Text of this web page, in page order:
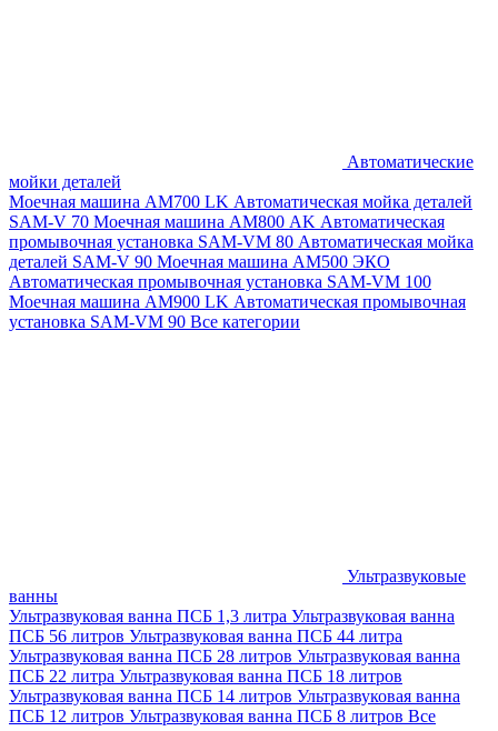
Автоматические
мойки деталей
Моечная машина AM700 LK Автоматическая мойка деталей
SAM-V 70 Моечная машина АМ800 AK Автоматическая
промывочная установка SAM-VM 80 Автоматическая мойка
деталей SAM-V 90 Моечная машина АМ500 ЭКО
Автоматическая промывочная установка SAM-VM 100
Моечная машина AM900 LK Автоматическая промывочная
установка SAM-VM 90 Все категории
Ультразвуковые
ванны
Ультразвуковая ванна ПСБ 1,3 литра Ультразвуковая ванна
ПСБ 56 литров Ультразвуковая ванна ПСБ 44 литра
Ультразвуковая ванна ПСБ 28 литров Ультразвуковая ванна
ПСБ 22 литра Ультразвуковая ванна ПСБ 18 литров
Ультразвуковая ванна ПСБ 14 литров Ультразвуковая ванна
ПСБ 12 литров Ультразвуковая ванна ПСБ 8 литров Все